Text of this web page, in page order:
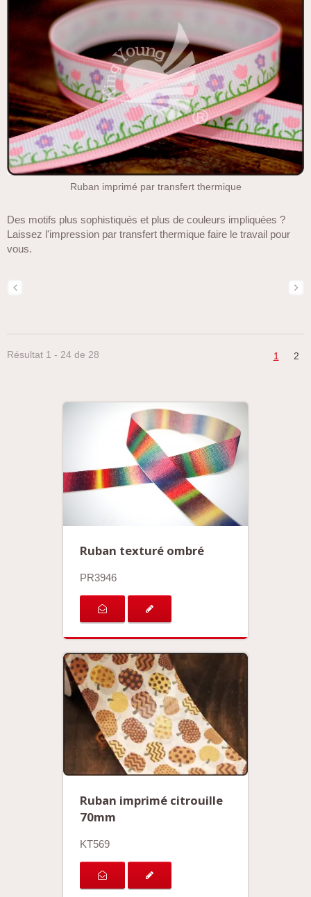
Ruban imprimé par transfert thermique
Des motifs plus sophistiqués et plus de couleurs impliquées ?
Laissez l'impression par transfert thermique faire le travail pour
vous.
Résultat 1 - 24 de 28 1 2
Ruban texturé ombré
PR3946
Ruban imprimé citrouille
70mm
KT569